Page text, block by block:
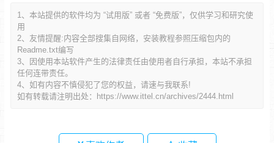
1、本站提供的软件均为 “试用版” 或者 “免费版”，仅供学习和研究使
用
2、友情提醒:内容全部搜集自网络，安装教程参照压缩包内的
Readme.txt编写
3、因使用本站软件产生的法律责任由使用者自行承担，本站不承担
任何连带责任。
4、如有内容不慎侵犯了您的权益，请速与我联系!
如有转载请注明出处：
https://www.ittel.cn/archives/2444.html